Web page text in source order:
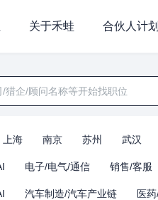
关于禾蛙 合伙人计
上海 南京 苏州 武汉
电子/电气/通信 销售/客服
汽车制造/汽车产业链 医